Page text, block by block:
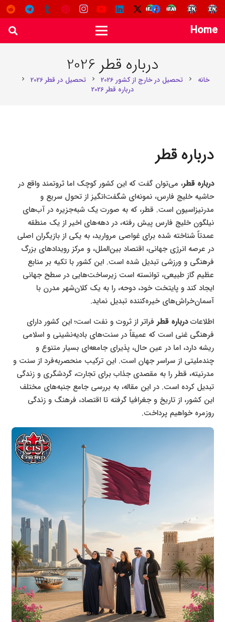
Home
درباره قطر 2026
خانه chevron_right تحصیل در خارج از کشور 2026 chevron_right تحصیل در قطر 2026 chevron_right
درباره قطر 2026
درباره قطر
درباره قطر، می‌توان گفت که این کشور کوچک اما ثروتمند واقع در
حاشیه خلیج فارس، نمونه‌ای شگفت‌انگیز از تحول سریع و
مدرنیزاسیون است. قطر، که به صورت یک شبه‌جزیره در آب‌های
نیلگون خلیج فارس پیش رفته، در دهه‌های اخیر از یک منطقه
عمدتاً شناخته شده برای غواصی مروارید، به یکی از بازیگران اصلی
در عرصه انرژی جهانی، اقتصاد بین‌الملل، و مرکز رویدادهای بزرگ
فرهنگی و ورزشی تبدیل شده است. این کشور با تکیه بر منابع
عظیم گاز طبیعی، توانسته است زیرساخت‌هایی در سطح جهانی
ایجاد کند و پایتخت خود، دوحه، را به یک کلان‌شهر مدرن با
آسمان‌خراش‌های خیره‌کننده تبدیل نماید.
اطلاعاتدرباره قطرفراتر از ثروت و نفت است؛ این کشور دارای
فرهنگی غنی است که عمیقاً در سنت‌های بادیه‌نشینی و اسلامی
ریشه دارد، اما در عین حال، پذیرای جامعه‌ای بسیار متنوع و
چندملیتی از سراسر جهان است. این ترکیب منحصربه‌فرد از سنت و
مدرنیته، قطر را به مقصدی جذاب برای تجارت، گردشگری و زندگی
تبدیل کرده است. در این مقاله، به بررسی جامع جنبه‌های مختلف
این کشور، از تاریخ و جغرافیا گرفته تا اقتصاد، فرهنگ و زندگی
روزمره خواهیم پرداخت.